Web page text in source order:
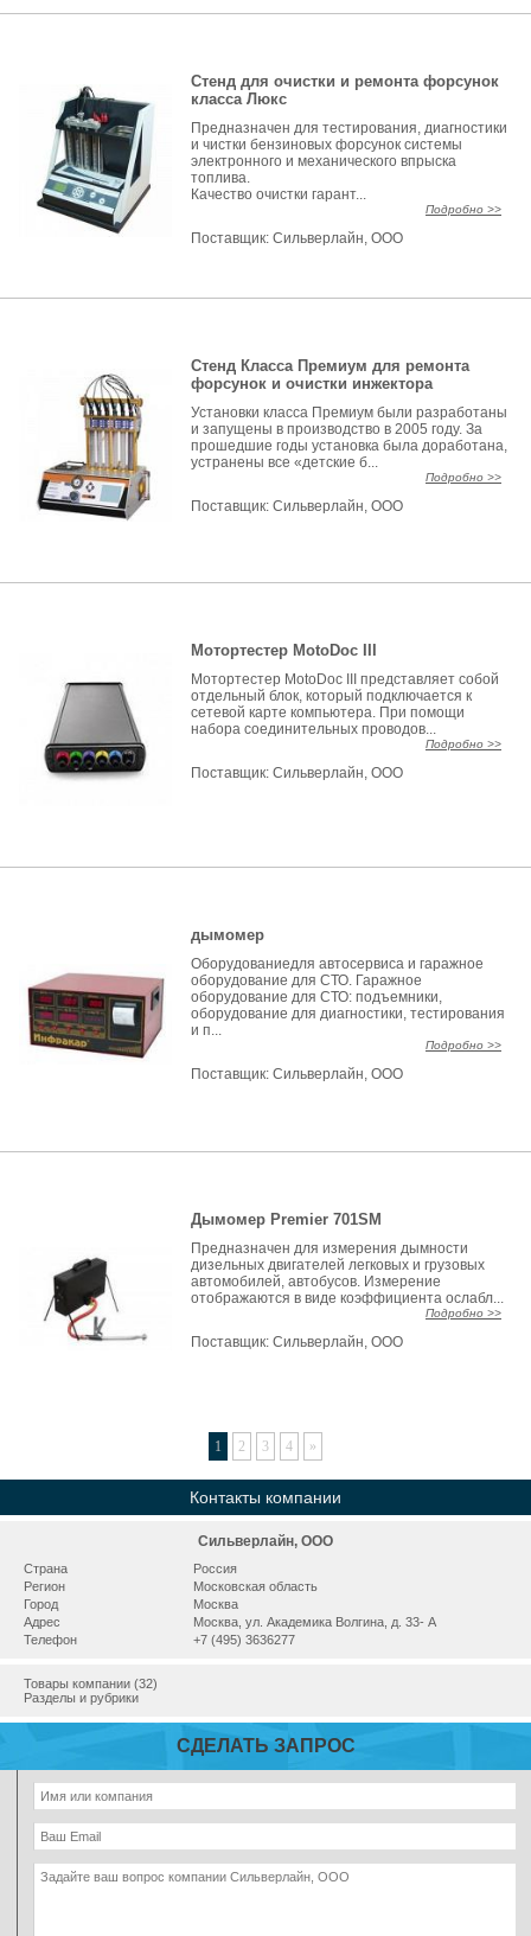
Стенд для очистки и ремонта форсунок
класса Люкс
Предназначен для тестирования, диагностики
и чистки бензиновых форсунок системы
электронного и механического впрыска
топлива.
Качество очистки гарант...
Подробно >>
Поставщик:Сильверлайн, ООО
Стенд Класса Премиум для ремонта
форсунок и очистки инжектора
Установки класса Премиум были разработаны
и запущены в производство в 2005 году. За
прошедшие годы установка была доработана,
устранены все «детские б...
Подробно >>
Поставщик:Сильверлайн, ООО
Мотортестер MotoDoc III
Мотортестер MotoDoc III представляет собой
отдельный блок, который подключается к
сетевой карте компьютера. При помощи
набора соединительных проводов...
Подробно >>
Поставщик:Сильверлайн, ООО
дымомер
Оборудованиедля автосервиса и гаражное
оборудование для СТО. Гаражное
оборудование для СТО: подъемники,
оборудование для диагностики, тестирования
и п...
Подробно >>
Поставщик:Сильверлайн, ООО
Дымомер Premier 701SM
Предназначен для измерения дымности
дизельных двигателей легковых и грузовых
автомобилей, автобусов. Измерение
отображаются в виде коэффициента ослабл...
Подробно >>
Поставщик:Сильверлайн, ООО
1 2 3 4 »
Контакты компании
Сильверлайн, ООО
Страна
Россия
Регион
Московская область
Город
Москва
Адрес
Москва, ул. Академика Волгина, д. 33- А
Телефон
+7 (495) 3636277
Товары компании (32)
Разделы и рубрики
СДЕЛАТЬ ЗАПРОС